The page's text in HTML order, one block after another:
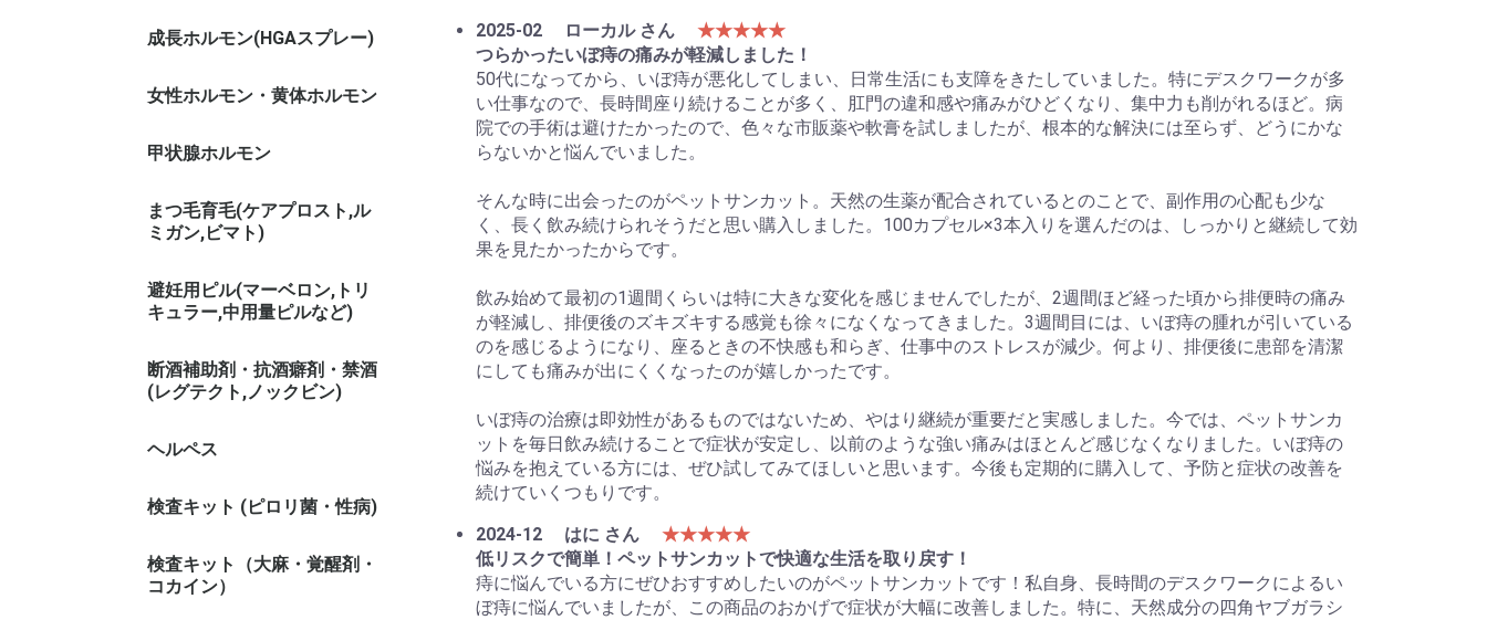
成長ホルモン(HGAスプレー)
女性ホルモン・黄体ホルモン
甲状腺ホルモン
まつ毛育毛(ケアプロスト,ル
ミガン,ビマト)
避妊用ピル(マーベロン,トリ
キュラー,中用量ピルなど)
断酒補助剤・抗酒癖剤・禁酒
(レグテクト,ノックビン)
ヘルペス
検査キット (ピロリ菌・性病)
検査キット（大麻・覚醒剤・
コカイン）
2025-02
ローカル さん
★★★★★
つらかったいぼ痔の痛みが軽減しました！
50代になってから、いぼ痔が悪化してしまい、日常生活にも支障をきたしていました。特にデスクワークが多
い仕事なので、長時間座り続けることが多く、肛門の違和感や痛みがひどくなり、集中力も削がれるほど。病
院での手術は避けたかったので、色々な市販薬や軟膏を試しましたが、根本的な解決には至らず、どうにかな
らないかと悩んでいました。
そんな時に出会ったのがペットサンカット。天然の生薬が配合されているとのことで、副作用の心配も少な
く、長く飲み続けられそうだと思い購入しました。100カプセル×3本入りを選んだのは、しっかりと継続して効
果を見たかったからです。
飲み始めて最初の1週間くらいは特に大きな変化を感じませんでしたが、2週間ほど経った頃から排便時の痛み
が軽減し、排便後のズキズキする感覚も徐々になくなってきました。3週間目には、いぼ痔の腫れが引いている
のを感じるようになり、座るときの不快感も和らぎ、仕事中のストレスが減少。何より、排便後に患部を清潔
にしても痛みが出にくくなったのが嬉しかったです。
いぼ痔の治療は即効性があるものではないため、やはり継続が重要だと実感しました。今では、ペットサンカ
ットを毎日飲み続けることで症状が安定し、以前のような強い痛みはほとんど感じなくなりました。いぼ痔の
悩みを抱えている方には、ぜひ試してみてほしいと思います。今後も定期的に購入して、予防と症状の改善を
続けていくつもりです。
2024-12
はに さん
★★★★★
低リスクで簡単！ペットサンカットで快適な生活を取り戻す！
痔に悩んでいる方にぜひおすすめしたいのがペットサンカットです！私自身、長時間のデスクワークによるい
ぼ痔に悩んでいましたが、この商品のおかげで症状が大幅に改善しました。特に、天然成分の四角ヤブガラシ